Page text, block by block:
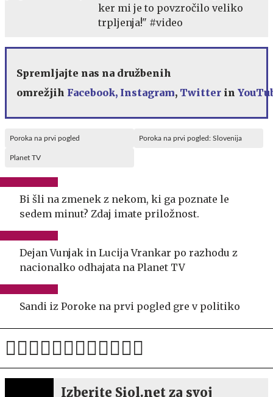
ker mi je to povzročilo veliko
trpljenja!" #video
Spremljajte nas na družbenih
omrežjih Facebook, Instagram, Twitter in
Poroka na prvi pogled Poroka na prvi pogled: Slovenija
Planet TV
Bi šli na zmenek z nekom, ki ga poznate le
sedem minut? Zdaj imate priložnost.
Dejan Vunjak in Lucija Vrankar po razhodu z
nacionalko odhajata na Planet TV
Sandi iz Poroke na prvi pogled gre v politiko
Izberite Siol.net za svoj